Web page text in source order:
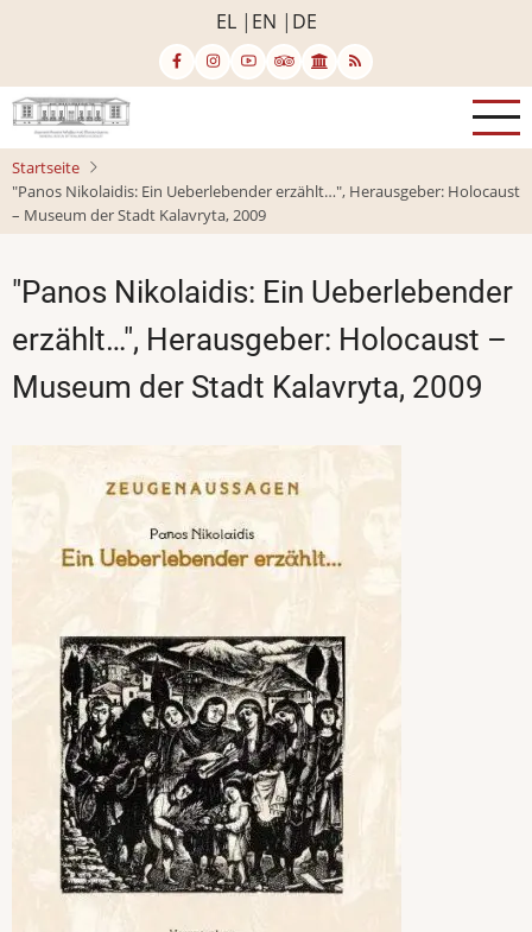
EL EN DE
Startseite
"Panos Nikolaidis: Ein Ueberlebender erzählt…", Herausgeber: Holocaust
– Museum der Stadt Kalavryta, 2009
"Panos Nikolaidis: Ein Ueberlebender
erzählt…", Herausgeber: Holocaust –
Museum der Stadt Kalavryta, 2009